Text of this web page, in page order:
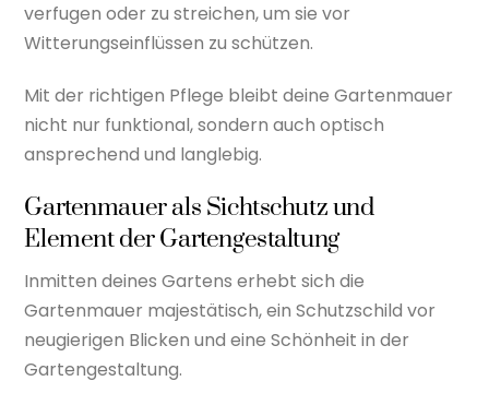
verfugen oder zu streichen, um sie vor
Witterungseinflüssen zu schützen.
Mit der richtigen Pflege bleibt deine Gartenmauer
nicht nur funktional, sondern auch optisch
ansprechend und langlebig.
Gartenmauer als Sichtschutz und
Element der Gartengestaltung
Inmitten deines Gartens erhebt sich die
Gartenmauer majestätisch, ein Schutzschild vor
neugierigen Blicken und eine Schönheit in der
Gartengestaltung.